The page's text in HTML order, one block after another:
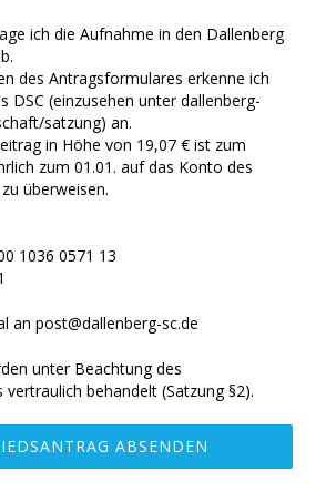
ich die Aufnahme in den Dallenberg
des Antragsformulares erkenne ich
DSC (einzusehen unter dallenberg-
satzung) an.
in Höhe von 19,07 € ist zum
zum 01.01. auf das Konto des
überweisen.
1036 0571 13
an post@dallenberg-sc.de
unter Beachtung des
vertraulich behandelt (Satzung §2).
ABSENDEN